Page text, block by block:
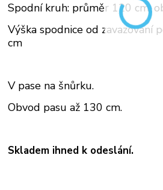
Spodní kruh: průměr 120 cm,
Výška spodnice od zavazování
cm
V pase na šnůrku.
Obvod pasu až 130 cm.
Skladem ihned k odeslání.